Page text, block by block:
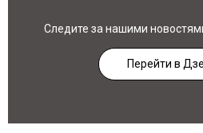
Следите за нашими
Перейти в